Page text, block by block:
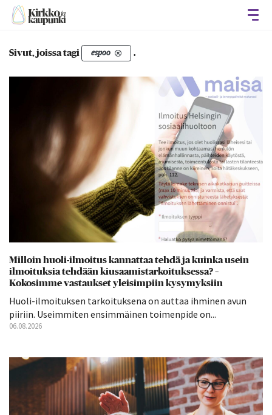
Sivut, joissa tagi espoo .
Milloin huoli-ilmoitus kannattaa tehdä ja kuinka usein
ilmoituksia tehdään kiusaamistarkoituksessa? –
Kokosimme vastaukset yleisimpiin kysymyksiin
Huoli-ilmoituksen tarkoituksena on auttaa ihminen avun
piiriin. Useimmiten ensimmäinen toimenpide on...
06.08.2026